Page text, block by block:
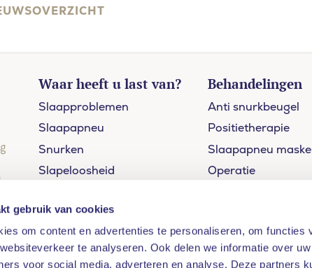
gebruik van cookies
om content en advertenties te personaliseren, om functies
te analyseren. Ook delen we informatie over
voor social media, adverteren en analyse. Deze partners
Waar heeft u last van?
Slaapproblemen
Slaapapneu
Snurken
Slapeloosheid
Behandelingen
Anti snurkbeugel
Positietherapie
Slaapapneu
Operatie